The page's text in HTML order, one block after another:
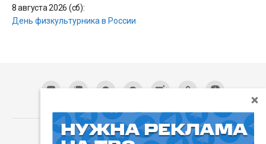
8 августа 2026 (сб):
День физкультурника в России